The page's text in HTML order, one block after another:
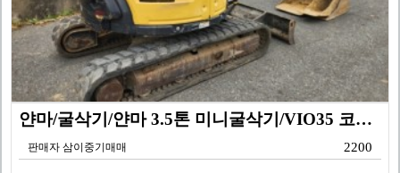
얀마/굴삭기/얀마 3.5톤 미니굴삭기/VIO35 코끼리…
판매자 삼이중기매매 2200